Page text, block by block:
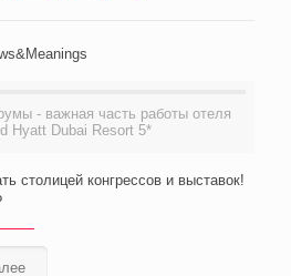
- важная часть работы отеля
Hyatt Dubai Resort 5*
столицей конгрессов и выставок!